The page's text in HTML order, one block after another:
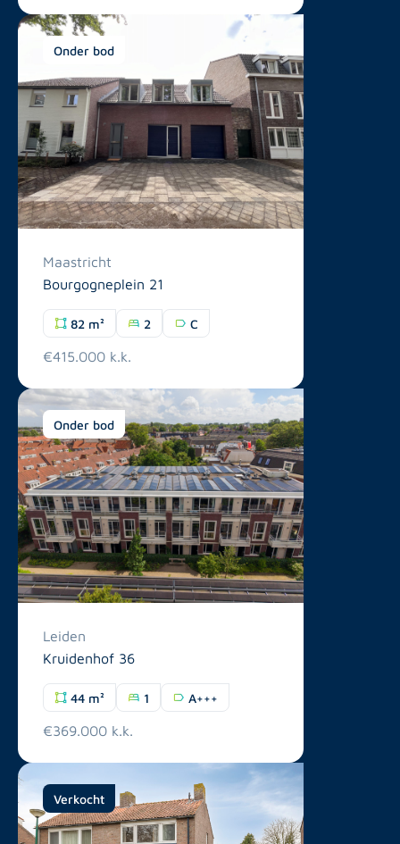
Onder bod
Maastricht
Bourgogneplein 21
82 m² 2 C
€415.000 k.k.
Onder bod
Leiden
Kruidenhof 36
44 m² 1 A+++
€369.000 k.k.
Verkocht